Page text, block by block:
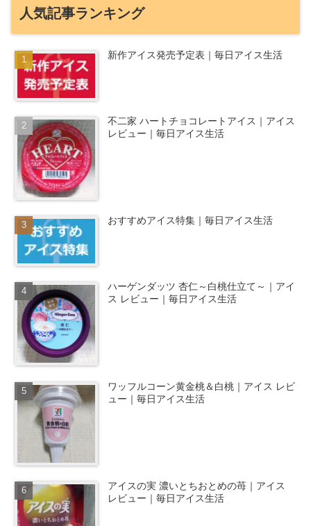
人気記事ランキング
新作アイス発売予定表｜毎日アイス生活
不二家 ハートチョコレートアイス｜アイス
レビュー｜毎日アイス生活
おすすめアイス特集｜毎日アイス生活
ハーゲンダッツ 杏仁～白桃仕立て～｜アイ
ス レビュー｜毎日アイス生活
ワッフルコーン黄金桃＆白桃｜アイス レビ
ュー｜毎日アイス生活
アイスの実 濃いとちおとめの苺｜アイス
レビュー｜毎日アイス生活